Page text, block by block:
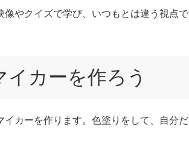
やクイズで学び、いつもとは違う視点で
カーを作ろう
カーを作ります。色塗りをして、自分だ